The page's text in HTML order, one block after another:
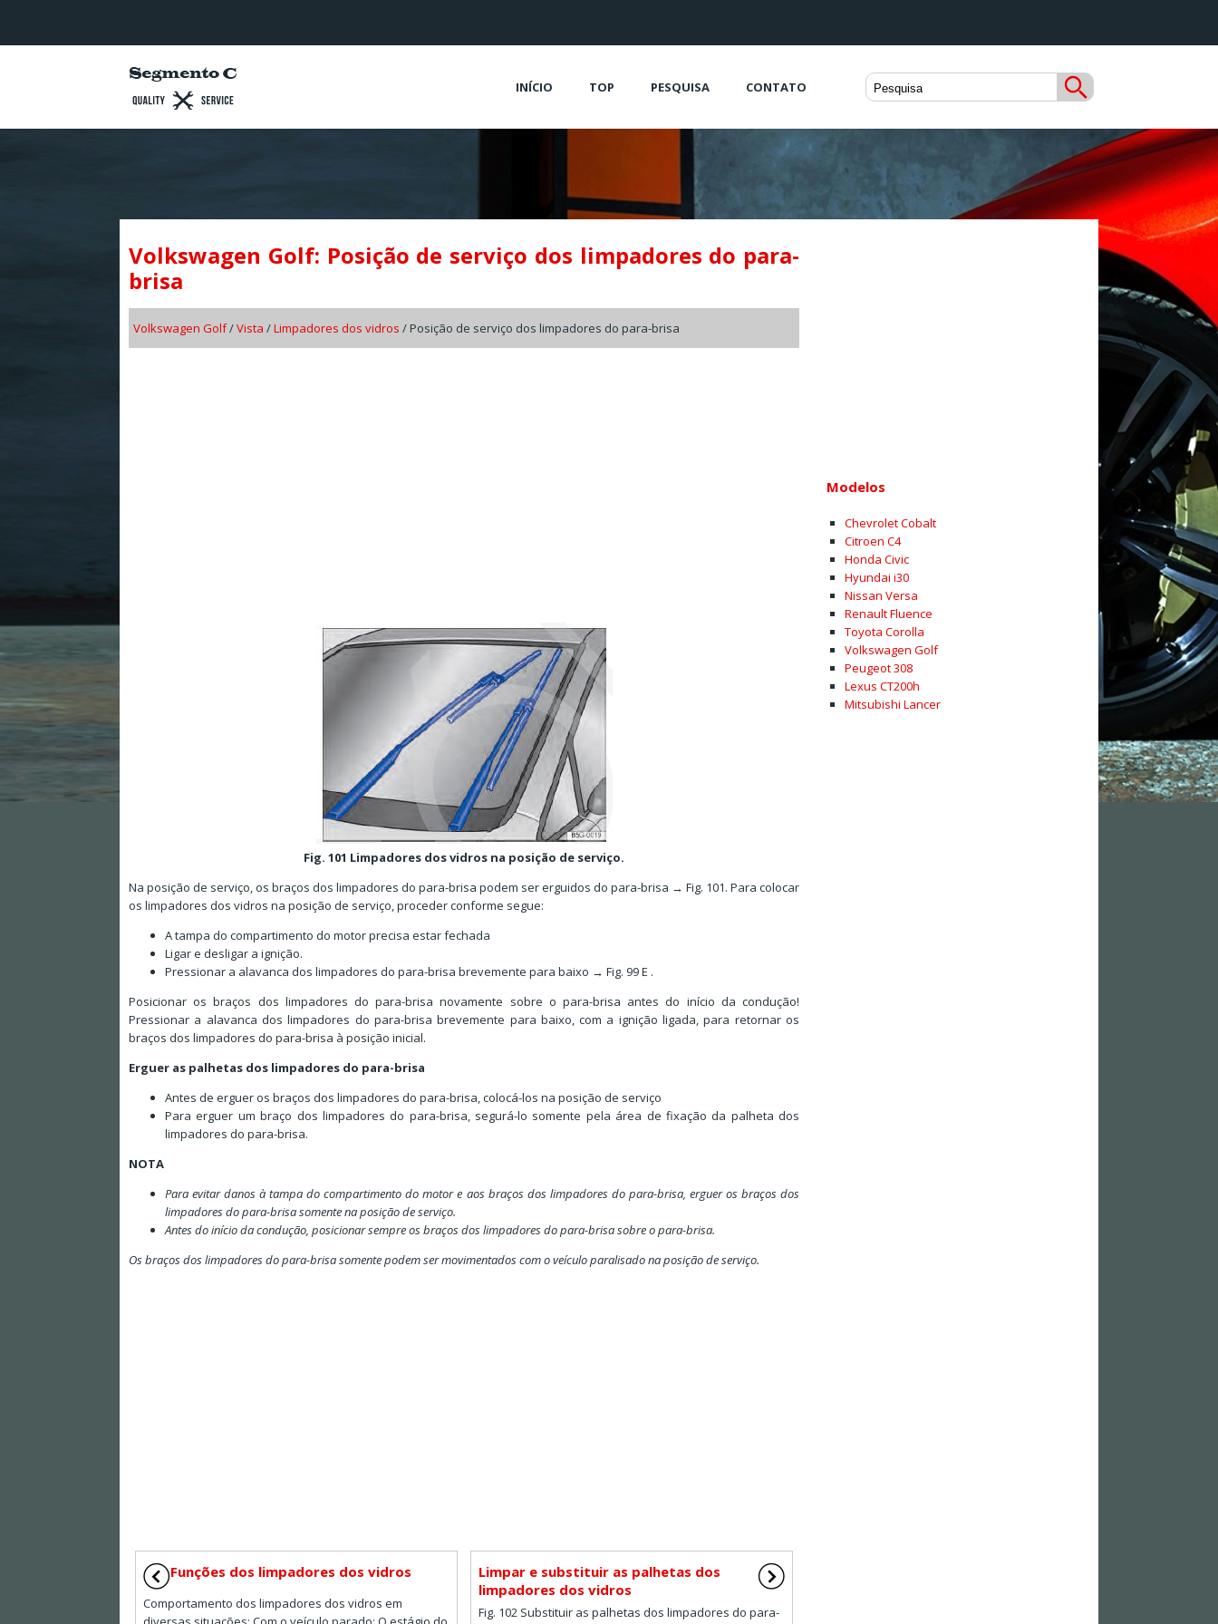
INÍCIO TOP PESQUISA CONTATO
Volkswagen Golf: Posição de serviço dos limpadores do para-
brisa
Volkswagen Golf/Vista /Limpadores dos vidros / Posição de serviço dos limpadores do para-brisa
Fig. 101 Limpadores dos vidros na posição de serviço.
Na posição de serviço, os braços dos limpadores do para-brisa podem ser erguidos do para-brisa → Fig. 101. Para colocar
os limpadores dos vidros na posição de serviço, proceder conforme segue:
A tampa do compartimento do motor precisa estar fechada
Ligar e desligar a ignição.
Pressionar a alavanca dos limpadores do para-brisa brevemente para baixo → Fig. 99 E .
Posicionar os braços dos limpadores do para-brisa novamente sobre o para-brisa antes do início da condução!
Pressionar a alavanca dos limpadores do para-brisa brevemente para baixo, com a ignição ligada, para retornar os
braços dos limpadores do para-brisa à posição inicial.
Erguer as palhetas dos limpadores do para-brisa
Antes de erguer os braços dos limpadores do para-brisa, colocá-los na posição de serviço
Para erguer um braço dos limpadores do para-brisa, segurá-lo somente pela área de fixação da palheta dos
limpadores do para-brisa.
NOTA
Para evitar danos à tampa do compartimento do motor e aos braços dos limpadores do para-brisa, erguer os braços dos
limpadores do para-brisa somente na posição de serviço.
Antes do início da condução, posicionar sempre os braços dos limpadores do para-brisa sobre o para-brisa.
Os braços dos limpadores do para-brisa somente podem ser movimentados com o veículo paralisado na posição de serviço.
Funções dos limpadores dos vidros
Comportamento dos limpadores dos vidros em
Limpar e substituir as palhetas dos
limpadores dos vidros
Fig. 102 Substituir as palhetas dos limpadores do para-
Modelos
Chevrolet Cobalt
Citroen C4
Honda Civic
Hyundai i30
Nissan Versa
Renault Fluence
Toyota Corolla
Volkswagen Golf
Peugeot 308
Lexus CT200h
Mitsubishi Lancer